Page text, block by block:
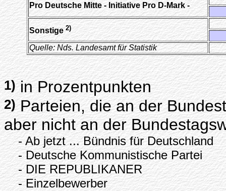
Pro Deutsche Mitte - Initiative Pro D-Mark -
Sonstige2)
Quelle: Nds. Landesamt für Statistik
1)in Prozentpunkten
2)Parteien, die an der
aber nicht an der
- Ab jetzt ... Bündnis für Deutschland
- Deutsche Kommunistische Partei
- DIE REPUBLIKANER
- Einzelbewerber